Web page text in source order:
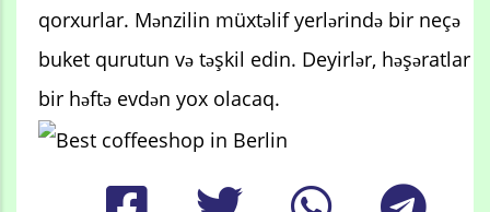
qorxurlar. Mənzilin müxtəlif yerlərində bir neçə
buket qurutun və təşkil edin. Deyirlər, həşəratlar
bir həftə evdən yox olacaq.